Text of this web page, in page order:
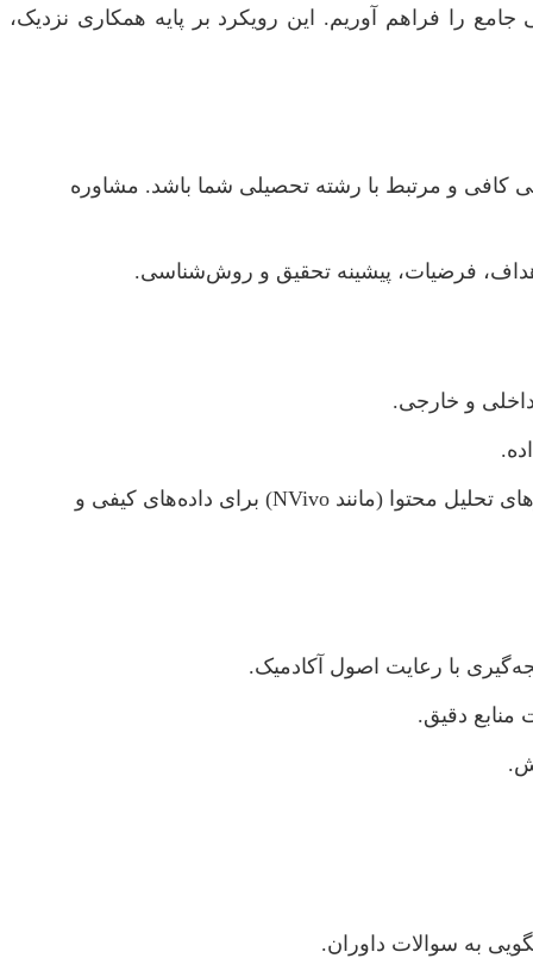
را فراهم آوریم. این رویکرد بر پایه همکاری نزدیک،
کافی و مرتبط با رشته تحصیلی شما باشد. مشاوره
فرضیات، پیشینه تحقیق و روش‌شناسی.
داخلی و خارجی.
مشاوره در استفاده از نرم‌افزارهای آماری (مانند SPSS، R، Stata) برای تحلیل داده‌های کمی و نرم‌افزارهای تحلیل محتوا (مانند NVivo) برای داده‌های کیفی و
با رعایت اصول آکادمیک.
به سوالات داوران.